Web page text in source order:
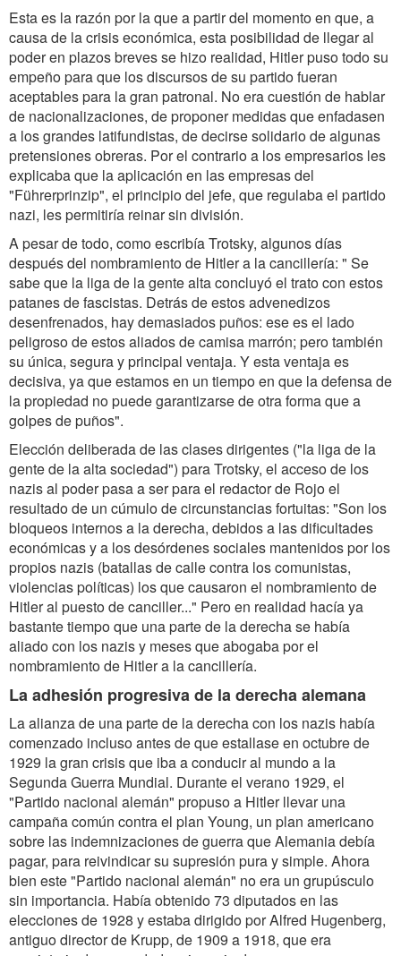
Esta es la razón por la que a partir del momento en que, a
causa de la crisis económica, esta posibilidad de llegar al
poder en plazos breves se hizo realidad, Hitler puso todo su
empeño para que los discursos de su partido fueran
aceptables para la gran patronal. No era cuestión de hablar
de nacionalizaciones, de proponer medidas que enfadasen
a los grandes latifundistas, de decirse solidario de algunas
pretensiones obreras. Por el contrario a los empresarios les
explicaba que la aplicación en las empresas del
"Führerprinzip", el principio del jefe, que regulaba el partido
nazi, les permitiría reinar sin división.
A pesar de todo, como escribía Trotsky, algunos días
después del nombramiento de Hitler a la cancillería: " Se
sabe que la liga de la gente alta concluyó el trato con estos
patanes de fascistas. Detrás de estos advenedizos
desenfrenados, hay demasiados puños: ese es el lado
peligroso de estos aliados de camisa marrón; pero también
su única, segura y principal ventaja. Y esta ventaja es
decisiva, ya que estamos en un tiempo en que la defensa de
la propiedad no puede garantizarse de otra forma que a
golpes de puños".
Elección deliberada de las clases dirigentes ("la liga de la
gente de la alta sociedad") para Trotsky, el acceso de los
nazis al poder pasa a ser para el redactor de Rojo el
resultado de un cúmulo de circunstancias fortuitas: "Son los
bloqueos internos a la derecha, debidos a las dificultades
económicas y a los desórdenes sociales mantenidos por los
propios nazis (batallas de calle contra los comunistas,
violencias políticas) los que causaron el nombramiento de
Hitler al puesto de canciller..." Pero en realidad hacía ya
bastante tiempo que una parte de la derecha se había
aliado con los nazis y meses que abogaba por el
nombramiento de Hitler a la cancillería.
La adhesión progresiva de la derecha alemana
La alianza de una parte de la derecha con los nazis había
comenzado incluso antes de que estallase en octubre de
1929 la gran crisis que iba a conducir al mundo a la
Segunda Guerra Mundial. Durante el verano 1929, el
"Partido nacional alemán" propuso a Hitler llevar una
campaña común contra el plan Young, un plan americano
sobre las indemnizaciones de guerra que Alemania debía
pagar, para reivindicar su supresión pura y simple. Ahora
bien este "Partido nacional alemán" no era un grupúsculo
sin importancia. Había obtenido 73 diputados en las
elecciones de 1928 y estaba dirigido por Alfred Hugenberg,
antiguo director de Krupp, de 1909 a 1918, que era